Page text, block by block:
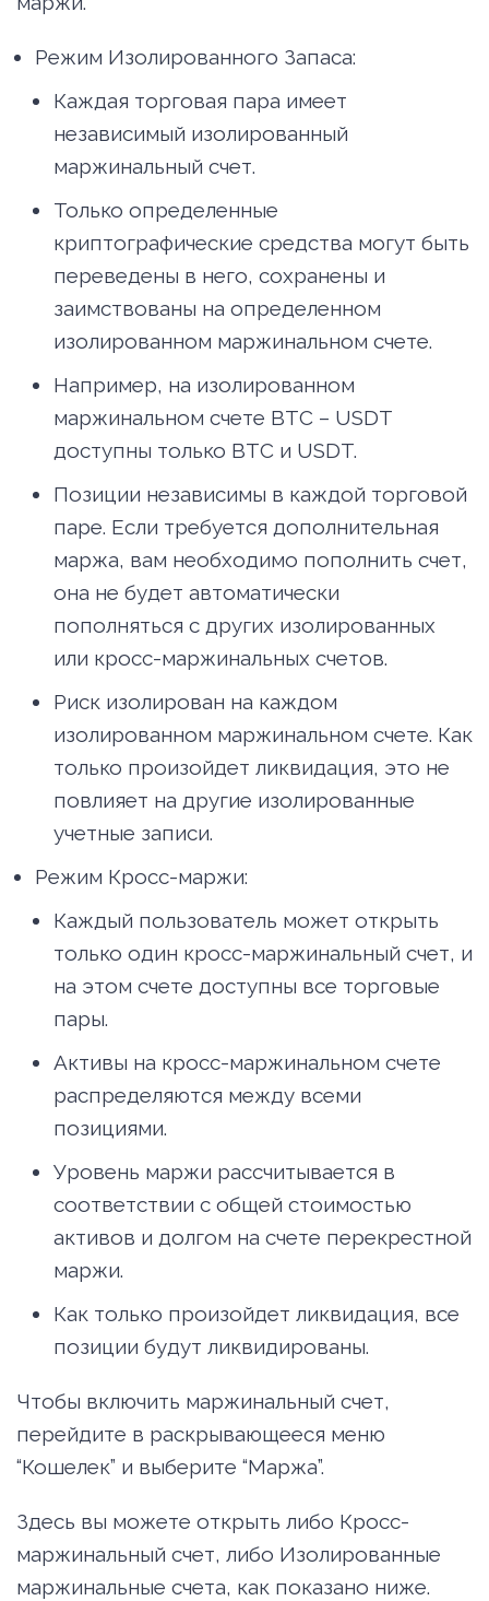
Режим Изолированного Запаса:
Каждая торговая пара имеет
независимый изолированный
маржинальный счет.
Только определенные
криптографические средства могут быть
переведены в него, сохранены и
заимствованы на определенном
изолированном маржинальном счете.
Например, на изолированном
маржинальном счете BTC – USDT
доступны только BTC и USDT.
Позиции независимы в каждой торговой
паре. Если требуется дополнительная
маржа, вам необходимо пополнить счет,
она не будет автоматически
пополняться с других изолированных
или кросс-маржинальных счетов.
Риск изолирован на каждом
изолированном маржинальном счете. Как
только произойдет ликвидация, это не
повлияет на другие изолированные
учетные записи.
Режим Кросс-маржи:
Каждый пользователь может открыть
только один кросс-маржинальный счет, и
на этом счете доступны все торговые
пары.
Активы на кросс-маржинальном счете
распределяются между всеми
позициями.
Уровень маржи рассчитывается в
соответствии с общей стоимостью
активов и долгом на счете перекрестной
маржи.
Как только произойдет ликвидация, все
позиции будут ликвидированы.
Чтобы включить маржинальный счет,
перейдите в раскрывающееся меню
“Кошелек” и выберите “Маржа”.
Здесь вы можете открыть либо Кросс-
маржинальный счет, либо Изолированные
маржинальные счета, как показано ниже.